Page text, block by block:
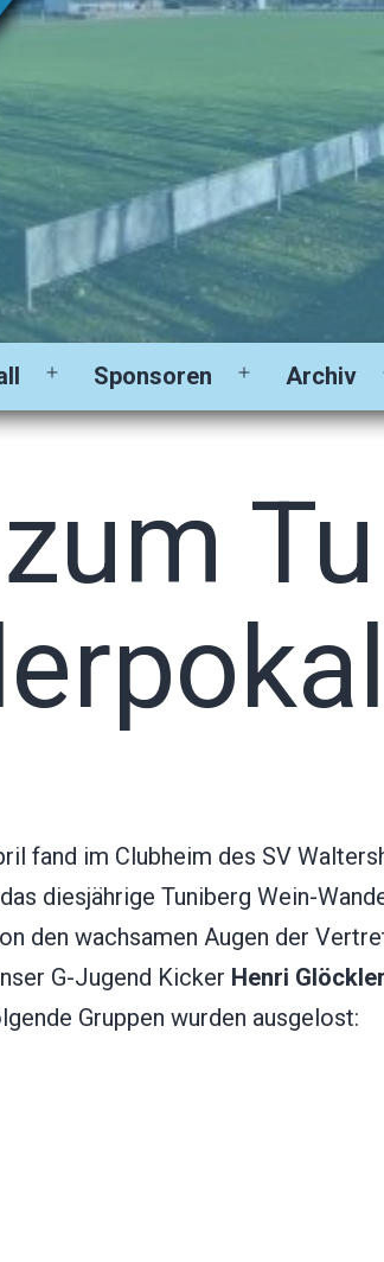
Menü
öffnen
Sponsoren
Menü
öffnen
Archiv
fand im Clubheim des SV
diesjährige Tuniberg Wein-
den wachsamen Augen der
G-Jugend Kicker Henri
Gruppen wurden ausgelost: